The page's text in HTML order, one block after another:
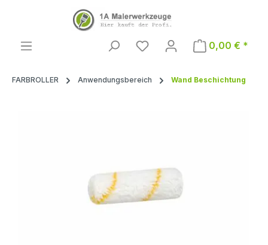
Zum Hauptinhalt springen
0,00 € *
FARBROLLER Anwendungsbereich Wand Beschichtung